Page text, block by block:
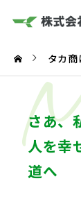
タカ商
さあ、
人を幸
道へ